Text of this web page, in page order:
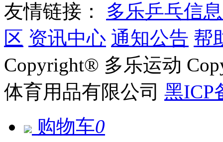
友情链接：
多乐乒乓信
区 资讯中心 通知公告 帮
Copyright® 多乐运动
体育用品有限公司 黑ICP
购物车0